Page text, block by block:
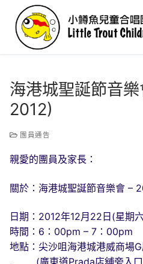
content
海港城聖誕節音
2012)
團員通告
親愛的團員及家長：
關於：海港城聖誕節音樂會 –
日期：2012年12月22日(星期
時間：6：00pm – 7：00pm
地點：尖沙咀海港城港威商場